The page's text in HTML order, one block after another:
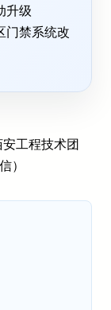
升级
门禁系统改
工程技术团
）